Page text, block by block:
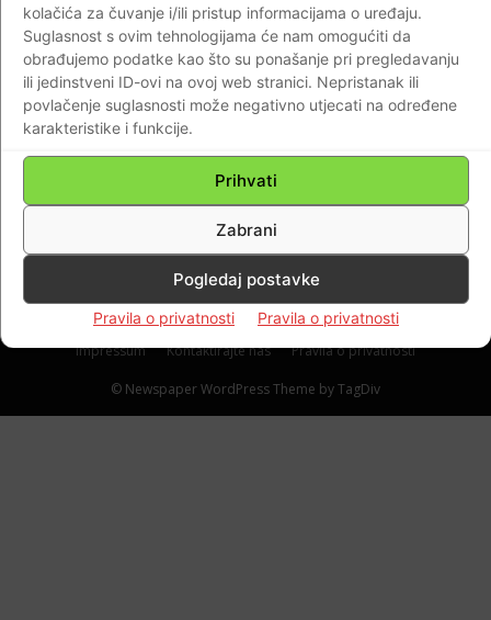
kolačića za čuvanje i/ili pristup informacijama o uređaju.
Suglasnost s ovim tehnologijama će nam omogućiti da
obrađujemo podatke kao što su ponašanje pri pregledavanju
ili jedinstveni ID-ovi na ovoj web stranici. Nepristanak ili
povlačenje suglasnosti može negativno utjecati na određene
karakteristike i funkcije.
Prihvati
Zabrani
Pogledaj postavke
Pravila o privatnosti Pravila o privatnosti
Biograd na moru: Posljednje zbogom: „Suza
u oku“ Igora Dominisa za vječnost
Impressum Kontaktirajte nas Pravila o privatnosti
© Newspaper WordPress Theme by TagDiv